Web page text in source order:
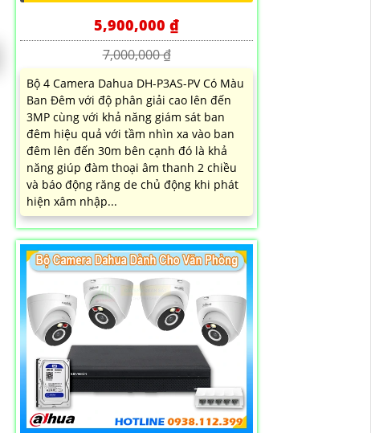
5,900,000 ₫
7,000,000 ₫
Bộ 4 Camera Dahua DH-P3AS-PV Có Màu
Ban Đêm với độ phân giải cao lên đến
3MP cùng với khả năng giám sát ban
đêm hiệu quả với tầm nhìn xa vào ban
đêm lên đến 30m bên cạnh đó là khả
năng giúp đàm thoại âm thanh 2 chiều
và báo động răng de chủ động khi phát
hiện xâm nhập...